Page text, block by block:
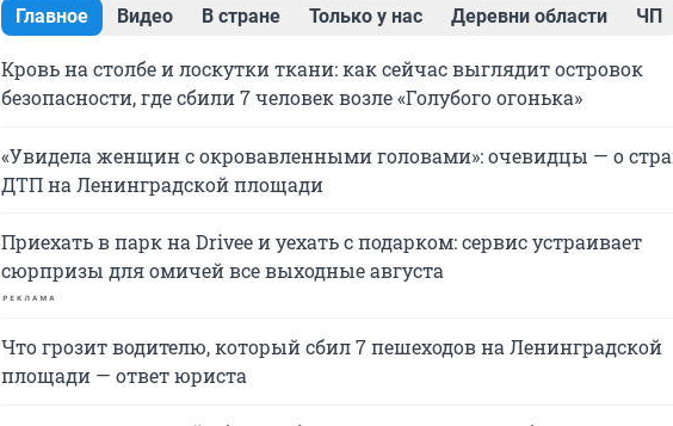
Главное Видео В стране Только у нас Деревни области ЧП
Кровь на столбе и лоскутки ткани: как сейчас выглядит островок
безопасности, где сбили 7 человек возле «Голубого огонька»
«Увидела женщин с окровавленными головами»: очевидцы — о
ДТП на Ленинградской площади
Приехать в парк на Drivee и уехать с подарком: сервис устраивает
сюрпризы для омичей все выходные августа
Что грозит водителю, который сбил 7 пешеходов на Ленинградской
площади — ответ юриста